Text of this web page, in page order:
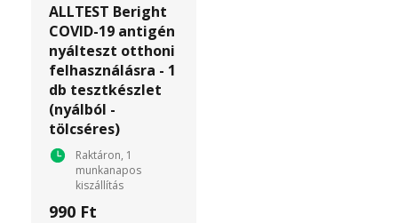
ALLTEST Beright
COVID-19 antigén
nyálteszt otthoni
felhasználásra - 1
db tesztkészlet
(nyálból -
tölcséres)
Raktáron, 1
munkanapos
kiszállítás
990 Ft